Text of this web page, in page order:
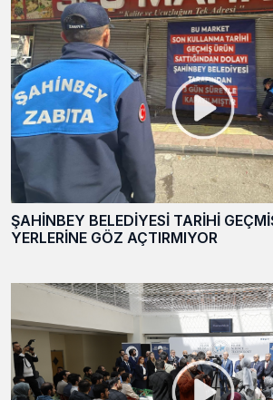
ŞAHİNBEY BELEDİYESİ TARİHİ
YERLERİNE GÖZ AÇTIRMIYOR